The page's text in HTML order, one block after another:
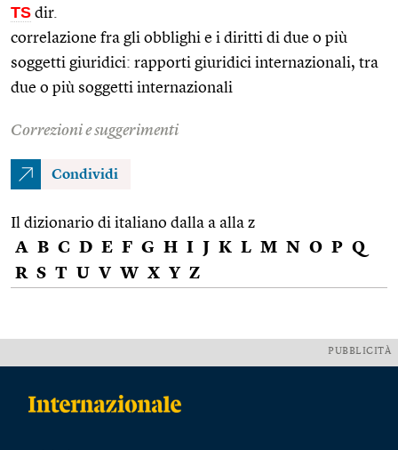
TS dir.
correlazione fra gli obblighi e i diritti di due o più
soggetti giuridici: rapporti giuridici internazionali, tra
due o più soggetti internazionali
Correzioni e suggerimenti
Condividi
Il dizionario di italiano dalla a alla z
A B C D E F G H I J K L M N O P Q
R S T U V W X Y Z
PUBBLICITÀ